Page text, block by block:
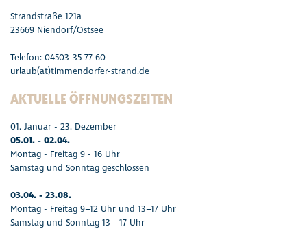
Strandstraße 121a
23669 Niendorf/Ostsee
Telefon: 04503-35 77-60
urlaub(at)timmendorfer-strand.de
AKTUELLE ÖFFNUNGSZEITEN
01. Januar - 23. Dezember
05.01. - 02.04.
Montag - Freitag 9 - 16 Uhr
Samstag und Sonntag geschlossen
03.04. - 23.08.
Montag - Freitag 9–12 Uhr und 13–17 Uhr
Samstag und Sonntag 13 - 17 Uhr